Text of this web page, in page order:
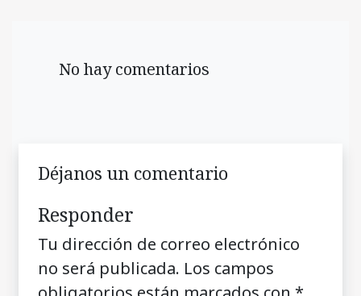
No hay comentarios
Déjanos un comentario
Responder
Tu dirección de correo electrónico
no será publicada. Los campos